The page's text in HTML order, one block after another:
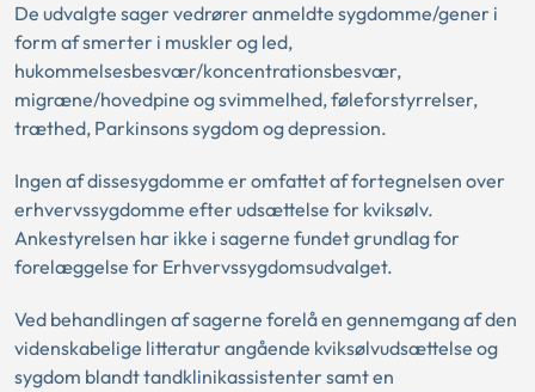
De udvalgte sager vedrører anmeldte sygdomme/gener i
form af smerter i muskler og led,
hukommelsesbesvær/koncentrationsbesvær,
migræne/hovedpine og svimmelhed, føleforstyrrelser,
træthed, Parkinsons sygdom og depression.
Ingen af dissesygdomme er omfattet af fortegnelsen over
erhvervssygdomme efter udsættelse for kviksølv.
Ankestyrelsen har ikke i sagerne fundet grundlag for
forelæggelse for Erhvervssygdomsudvalget.
Ved behandlingen af sagerne forelå en gennemgang af den
videnskabelige litteratur angående kviksølvudsættelse og
sygdom blandt tandklinikassistenter samt en